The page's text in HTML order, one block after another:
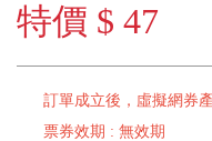
特價 $ 47
訂單成立後，虛擬網券
票券效期 : 無效期